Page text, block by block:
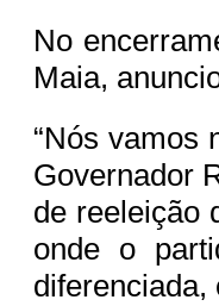
No
Maia,
“Nós vamos
Governador
de reeleição
onde o
diferenciada,